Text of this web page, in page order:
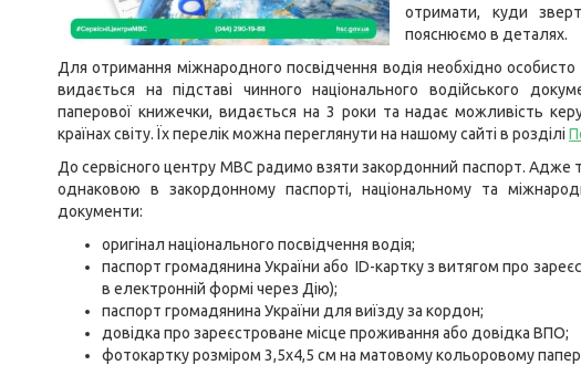
отримати, куди
пояснюємо в деталях.
Для отримання міжнародного посвідчення водія необхідно
видається на підставі чинного національного водійського
паперової книжечки, видається на 3 роки та надає можливість
країнах світу. Їх перелік можна переглянути на нашому сайті в розділі
До сервісного центру МВС радимо взяти закордонний паспорт. Адже
однаковою в закордонному паспорті, національному та
документи:
оригінал національного посвідчення водія;
паспорт громадянина України або ID-картку з витягом про
в електронній формі через Дію);
паспорт громадянина України для виїзду за кордон;
довідка про зареєстроване місце проживання або довідка ВПО;
фотокартку розміром 3,5х4,5 см на матовому кольоровому